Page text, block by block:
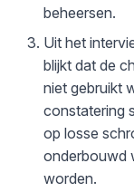
beheersen.
Uit het
blijkt dat de
niet gebruikt
constatering
op losse
onderbouwd
worden.